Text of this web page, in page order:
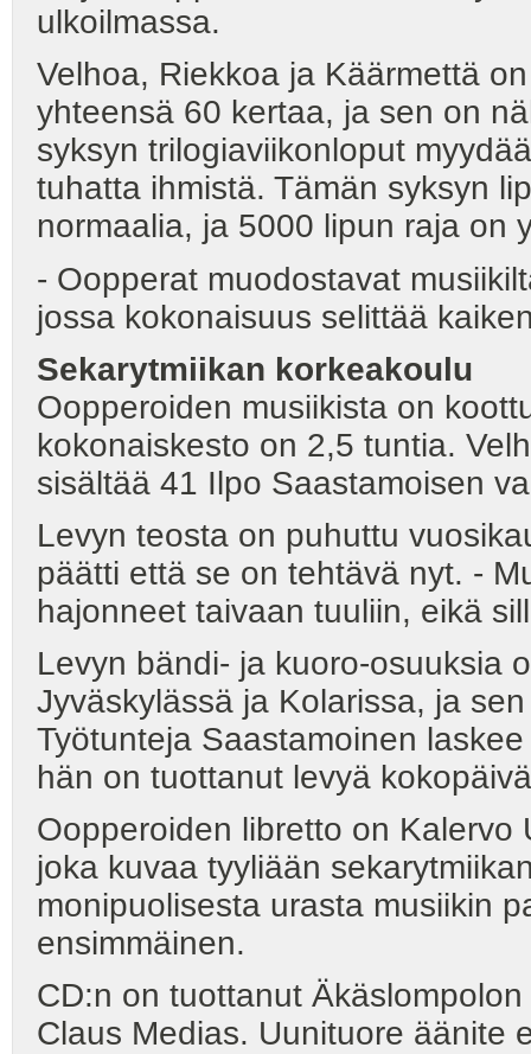
ulkoilmassa.
Velhoa, Riekkoa ja Käärmettä
yhteensä 60 kertaa, ja sen on
syksyn trilogiaviikonloput
tuhatta ihmistä. Tämän syksyn
normaalia, ja 5000 lipun raja on
- Oopperat muodostavat
jossa kokonaisuus selittää
Sekarytmiikan korkeakoulu
Oopperoiden musiikista on
kokonaiskesto on 2,5 tuntia.
sisältää 41 Ilpo Saastamoisen
Levyn teosta on puhuttu
päätti että se on tehtävä nyt. -
hajonneet taivaan tuuliin, eikä
Levyn bändi- ja kuoro-osuuksia
Jyväskylässä ja Kolarissa, ja
Työtunteja Saastamoinen
hän on tuottanut levyä
Oopperoiden libretto on
joka kuvaa tyyliään
monipuolisesta urasta musiikin
ensimmäinen.
CD:n on tuottanut
Claus Medias. Uunituore äänite